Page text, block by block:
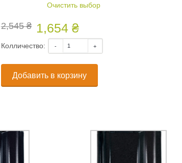
Очистить выбор
2,545 ₴ 1,654 ₴
Колличество:
Добавить в корзину